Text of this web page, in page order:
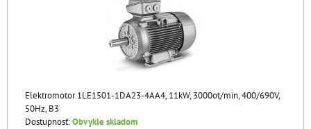
Elektromotor 1LE1501-1DA23-4AA4, 11kW, 3000ot/min, 400/690V,
50Hz, B3
Dostupnosť:Obvykle skladom